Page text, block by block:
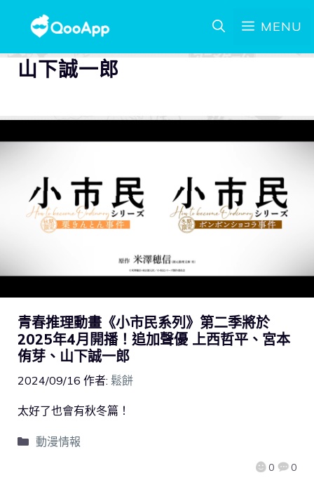
MENU
山下誠一郎
青春推理動畫《小市民系列》第二季將於
2025年4月開播！追加聲優 上西哲平、宮本
侑芽、山下誠一郎
2024/09/16 作者: 鬆餅
0 0
太好了也會有秋冬篇！
動漫情報